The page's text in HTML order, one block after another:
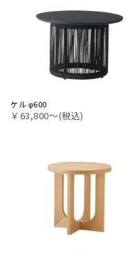
ケル φ600
￥63,800〜(税込)